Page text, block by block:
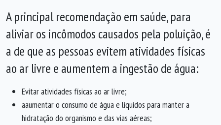
A principal recomendação em saúde, para
aliviar os incômodos causados pela poluição, é
a de que as pessoas evitem atividades físicas
ao ar livre e aumentem a ingestão de água:
Evitar atividades físicas ao ar livre;
aaumentar o consumo de água e líquidos para manter a
hidratação do organismo e das vias aéreas;